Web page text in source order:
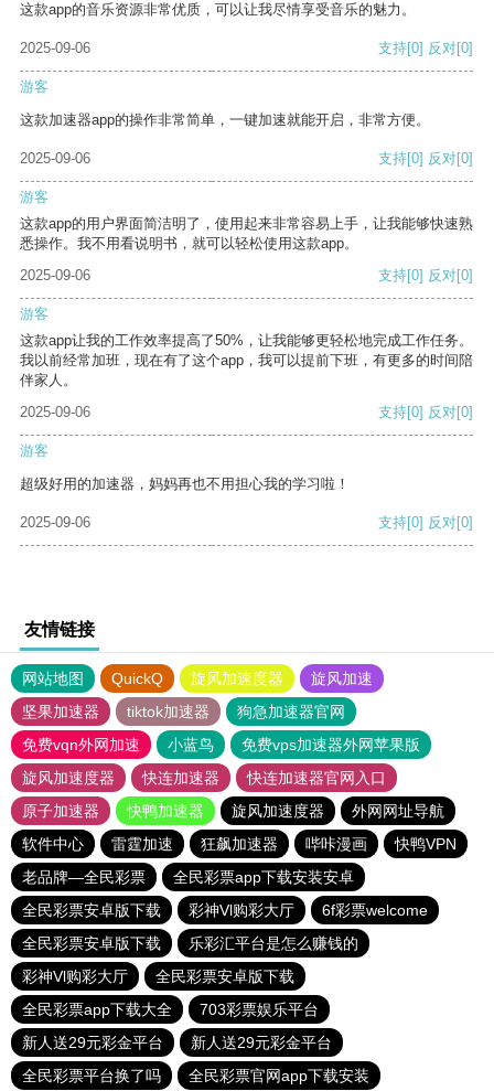
这款app的音乐资源非常优质，可以让我尽情享受音乐的魅力。
2025-09-06 支持[0] 反对[0]
游客
这款加速器app的操作非常简单，一键加速就能开启，非常方便。
2025-09-06 支持[0] 反对[0]
游客
这款app的用户界面简洁明了，使用起来非常容易上手，让我能够快速熟
悉操作。我不用看说明书，就可以轻松使用这款app。
2025-09-06
支持[0] 反对[0]
游客
这款app让我的工作效率提高了50%，让我能够更轻松地完成工作任务。
我以前经常加班，现在有了这个app，我可以提前下班，有更多的时间陪
伴家人。
2025-09-06
支持[0] 反对[0]
游客
超级好用的加速器，妈妈再也不用担心我的学习啦！
2025-09-06 支持[0] 反对[0]
友情链接
网站地图 QuickQ 旋风加速度器
旋风加速
坚果加速器
tiktok加速器
狗急加速器官网
免费vqn外网加速
小蓝鸟
免费vps加速器外网苹果版
旋风加速度器
快连加速器
快连加速器官网入口
原子加速器
快鸭加速器 旋风加速度器
外网网址导航
软件中心
雷霆加速 狂飙加速器 哔咔漫画
快鸭VPN
老品牌—全民彩票
全民彩票app下载安装安卓
全民彩票安卓版下载
彩神Vl购彩大厅
6f彩票welcome
全民彩票安卓版下载
乐彩汇平台是怎么赚钱的
彩神Vl购彩大厅
全民彩票安卓版下载
全民彩票app下载大全
703彩票娱乐平台
新人送29元彩金平台
新人送29元彩金平台
全民彩票平台换了吗
全民彩票官网app下载安装